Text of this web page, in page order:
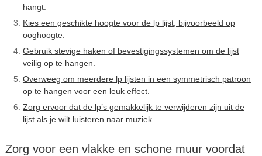
hangt.
Kies een geschikte hoogte voor de lp lijst, bijvoorbeeld op
ooghoogte.
Gebruik stevige haken of bevestigingssystemen om de lijst
veilig op te hangen.
Overweeg om meerdere lp lijsten in een symmetrisch patroon
op te hangen voor een leuk effect.
Zorg ervoor dat de lp’s gemakkelijk te verwijderen zijn uit de
lijst als je wilt luisteren naar muziek.
Zorg voor een vlakke en schone muur voordat